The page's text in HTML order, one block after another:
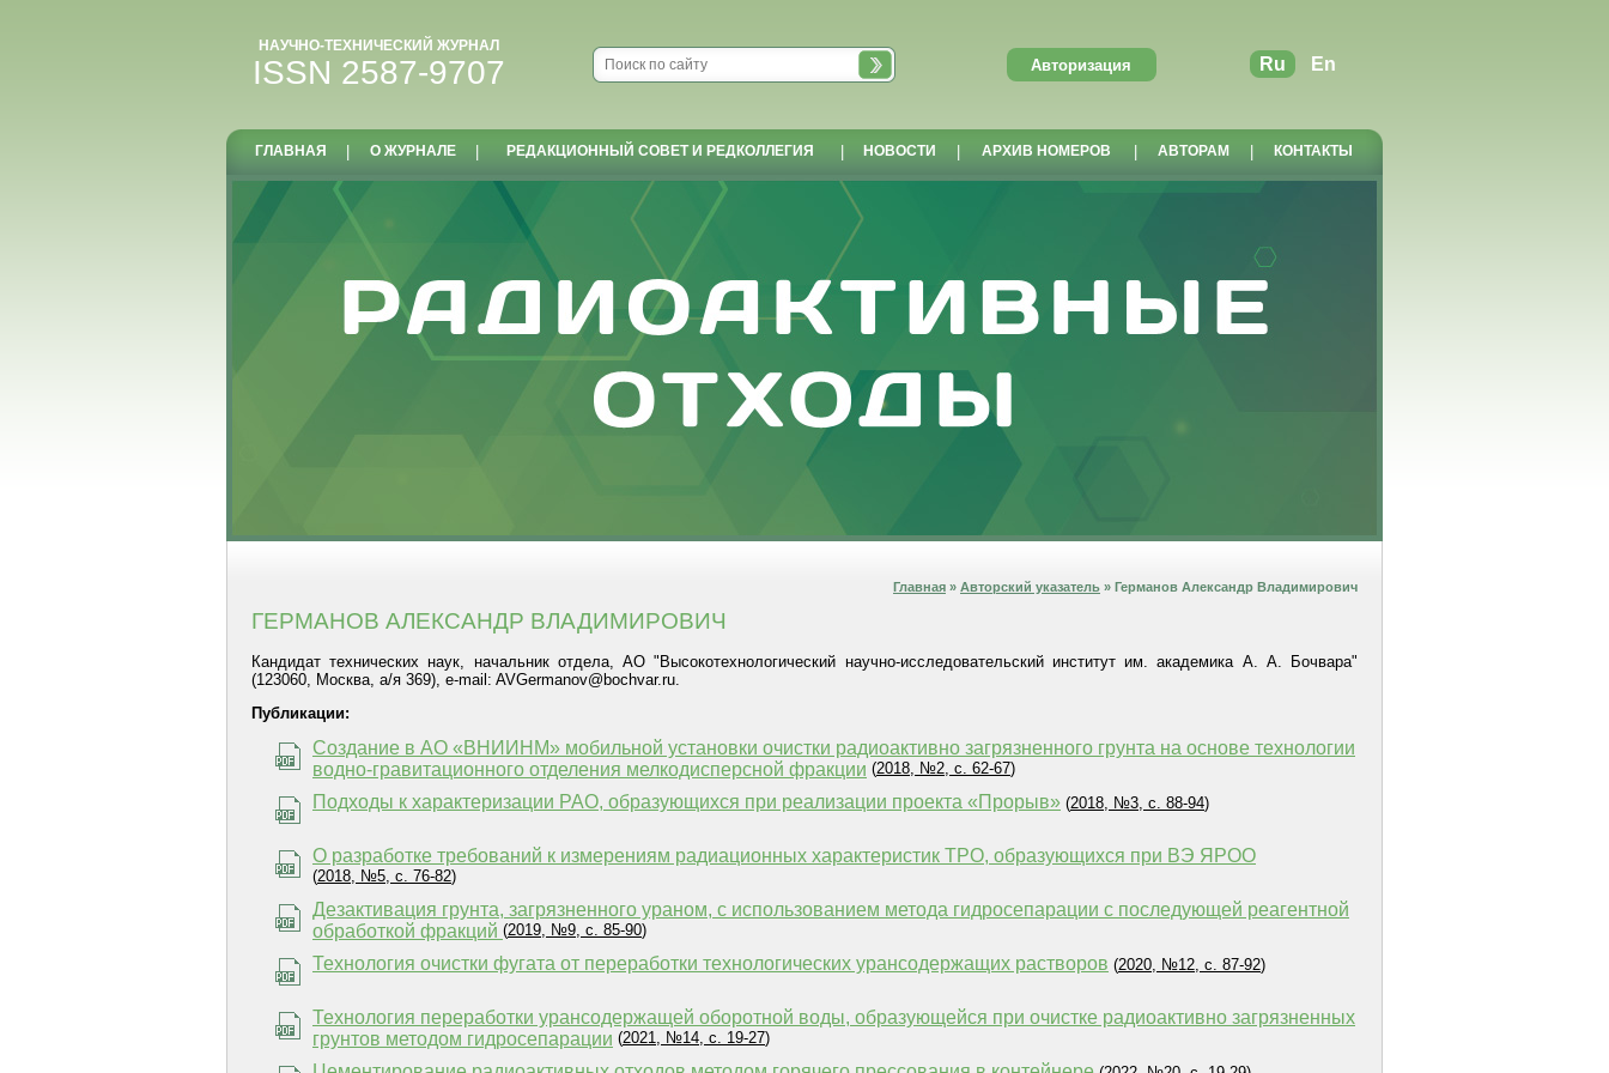
НАУЧНО-ТЕХНИЧЕСКИЙ ЖУРНАЛ
ISSN 2587-9707 Ru En
ГЛАВНАЯ О ЖУРНАЛЕ РЕДАКЦИОННЫЙ СОВЕТ И РЕДКОЛЛЕГИЯ НОВОСТИ АРХИВ НОМЕРОВ АВТОРАМ КОНТАКТЫ
Главная » Авторский указатель » Германов Александр Владимирович
ГЕРМАНОВ АЛЕКСАНДР ВЛАДИМИРОВИЧ
Кандидат технических наук, начальник отдела, АО "Высокотехнологический научно-исследовательский институт им. академика А. А. Бочвара"
(123060, Москва, а/я 369), e-mail: AVGermanov@bochvar.ru.
Публикации:
Создание в АО «ВНИИНМ» мобильной установки очистки радиоактивно загрязненного грунта на основе технологии
водно-гравитационного отделения мелкодисперсной фракции (2018, №2, с. 62-67)
Подходы к характеризации РАО, образующихся при реализации проекта «Прорыв» (2018, №3, с. 88-94)
О разработке требований к измерениям радиационных характеристик ТРО, образующихся при ВЭ ЯРОО
(2018, №5, с. 76-82)
Дезактивация грунта, загрязненного ураном, с использованием метода гидросепарации с последующей реагентной
обработкой фракций (2019, №9, с. 85-90)
Технология очистки фугата от переработки технологических урансодержащих растворов (2020, №12, с. 87-92)
Технология переработки урансодержащей оборотной воды, образующейся при очистке радиоактивно загрязненных
грунтов методом гидросепарации (2021, №14, с. 19-27)